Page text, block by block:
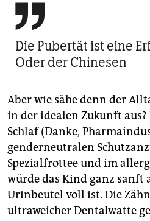

Die Pubertät ist eine
Oder der Chinesen
Aber wie sähe denn der
in der idealen Zukunft
Schlaf (Danke,
genderneutralen
Spezialfrottee und im
würde das Kind ganz sanft
Urinbeutel voll ist. Die
ultraweicher Dentalwatte